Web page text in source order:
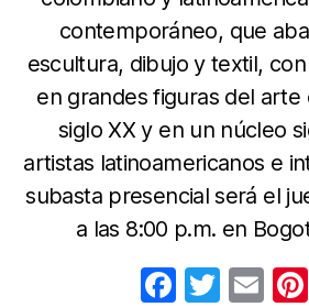
contemporáneo, que
escultura, dibujo y textil,
en grandes figuras del arte
siglo XX y en un núcleo
artistas latinoamericanos e
subasta presencial será el
a las 8:00 p.m. en
F T E